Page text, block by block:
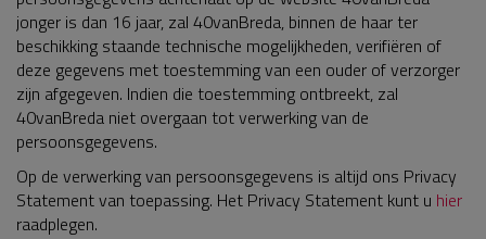
jonger is dan 16 jaar, zal 40vanBreda, binnen de haar ter
beschikking staande technische mogelijkheden, verifiëren of
deze gegevens met toestemming van een ouder of verzorger
zijn afgegeven. Indien die toestemming ontbreekt, zal
40vanBreda niet overgaan tot verwerking van de
persoonsgegevens.
Op de verwerking van persoonsgegevens is altijd ons Privacy
Statement van toepassing. Het Privacy Statement kunt u hier
raadplegen.